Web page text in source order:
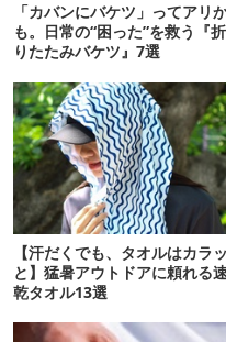
「カバンにバケツ」ってアリ
も。日常の“困った”を救う『折
りたたみバケツ』7選
【汗だくでも、タオルはカラッ
と】猛暑アウトドアに頼れる
乾タオル13選